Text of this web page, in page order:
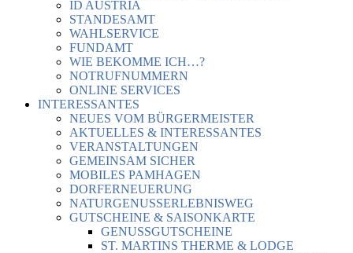
ID AUSTRIA
STANDESAMT
WAHLSERVICE
FUNDAMT
WIE BEKOMME ICH…?
NOTRUFNUMMERN
ONLINE SERVICES
INTERESSANTES
NEUES VOM BÜRGERMEISTER
AKTUELLES & INTERESSANTES
VERANSTALTUNGEN
GEMEINSAM SICHER
MOBILES PAMHAGEN
DORFERNEUERUNG
NATURGENUSSERLEBNISWEG
GUTSCHEINE & SAISONKARTE
GENUSSGUTSCHEINE
ST. MARTINS THERME & LODGE